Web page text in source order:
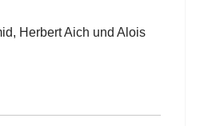
Herbert Aich und Alois